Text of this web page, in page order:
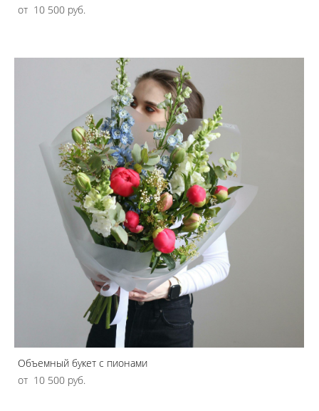
от 10 500 pуб.
Объемный букет с пионами
от 10 500 pуб.